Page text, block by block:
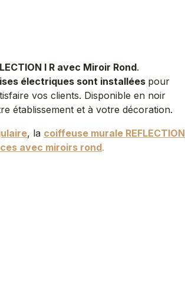
I R avec Miroir Rond.
électriques sont installées pour
vos clients. Disponible en noir
établissement et à votre décoration.
, la coiffeuse murale REFLECTION
avec miroirs rond.